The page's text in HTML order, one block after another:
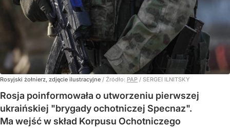
Rosyjski żołnierz, zdjęcie ilustracyjne / Źródło: PAP / SERGEI ILNITSKY
Rosja poinformowała o utworzeniu pierwszej
ukraińskiej "brygady ochotniczej Specnaz".
Ma wejść w skład Korpusu Ochotniczego